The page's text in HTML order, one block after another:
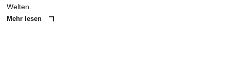
Welten.
Mehr lesen